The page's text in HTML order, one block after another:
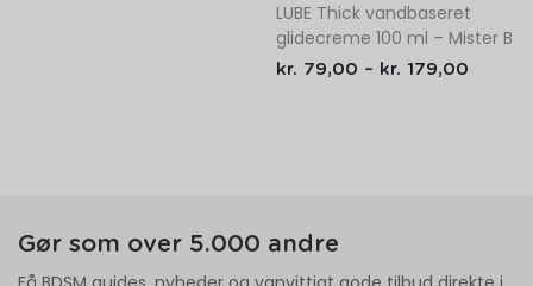
LUBE Thick vandbaseret
glidecreme 100 ml – Mister B
kr. 79,00 – kr. 179,00
Gør som over 5.000 andre